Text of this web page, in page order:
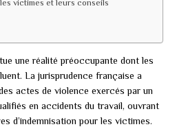
victimes et leurs conseils
une réalité préoccupante dont les
La jurisprudence française a
actes de violence exercés par un
en accidents du travail, ouvrant
d’indemnisation pour les victimes.